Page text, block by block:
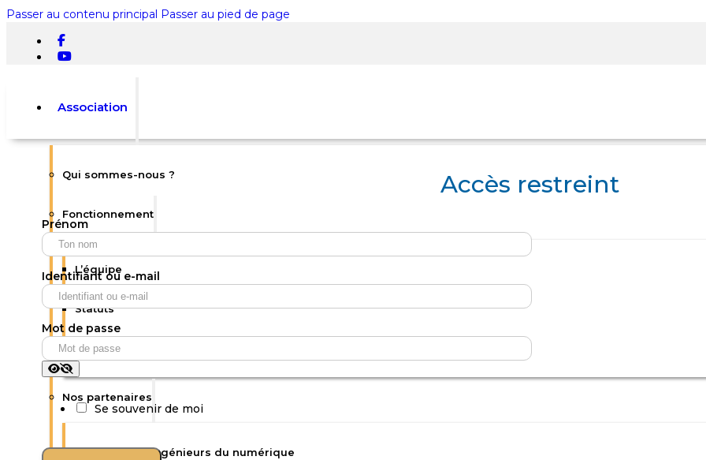
Passer au contenu principal Passer au pied de page
Rechercher sur le site
Rechercher
0
Votre panier est vide.
Boutique
Association
Qui sommes-nous ?
Fonctionnement
L’équipe
Statuts
Règlement intérieur
Nos partenaires
Isep : Ecole d’ingénieurs du numérique
Accès restreint
Prénom
Identifiant ou e-mail
Mot de passe
Se souvenir de moi